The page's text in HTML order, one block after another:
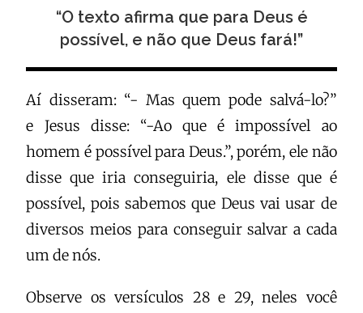
“O texto afirma que para Deus é
possível, e não que Deus fará!”
Aí disseram: “- Mas quem pode salvá-lo?”
e Jesus disse: “-Ao que é impossível ao
homem é possível para Deus.”, porém, ele não
disse que iria conseguiria, ele disse que é
possível, pois sabemos que Deus vai usar de
diversos meios para conseguir salvar a cada
um de nós.
Observe os versículos 28 e 29, neles você